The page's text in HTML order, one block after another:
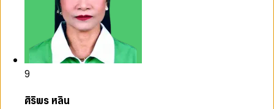
9
ศิริพร หลิน